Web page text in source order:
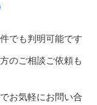
でも判明可能です
のご相談ご依頼も
お気軽にお問い合